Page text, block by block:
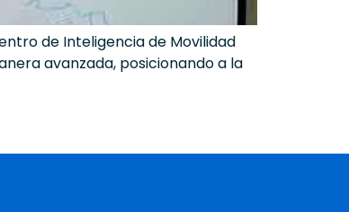
de Inteligencia de Movilidad
avanzada, posicionando a la